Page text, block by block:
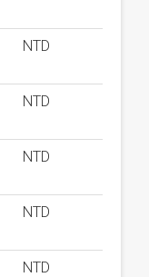
NTD
NTD
NTD
NTD
NTD